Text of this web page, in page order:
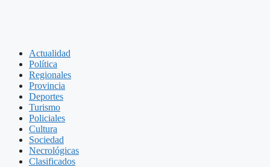
Actualidad
Política
Regionales
Provincia
Deportes
Turismo
Policiales
Cultura
Sociedad
Necrológicas
Clasificados